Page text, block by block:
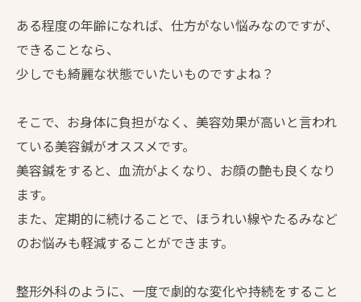
ある程度の年齢になれば、仕方がない悩みなのですが、
できることなら、
少しでも綺麗な状態でいたいものですよね？
そこで、お身体に負担がなく、美容効果が高いと言われ
ている美容鍼がオススメです。
美容鍼をすると、血流がよくなり、お顔の艶も良くなり
ます。
また、定期的に続けることで、ほうれい線やたるみなど
のお悩みも軽減することができます。
整形外科のように、一度で劇的な変化や持続をすること